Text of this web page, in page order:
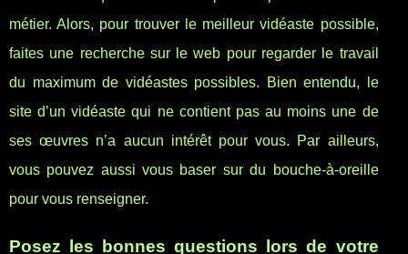
métier. Alors, pour trouver le meilleur vidéaste possible,
faites une recherche sur le web pour regarder le travail
du maximum de vidéastes possibles. Bien entendu, le
site d’un vidéaste qui ne contient pas au moins une de
ses œuvres n’a aucun intérêt pour vous. Par ailleurs,
vous pouvez aussi vous baser sur du bouche-à-oreille
pour vous renseigner.
Posez les bonnes questions lors de votre